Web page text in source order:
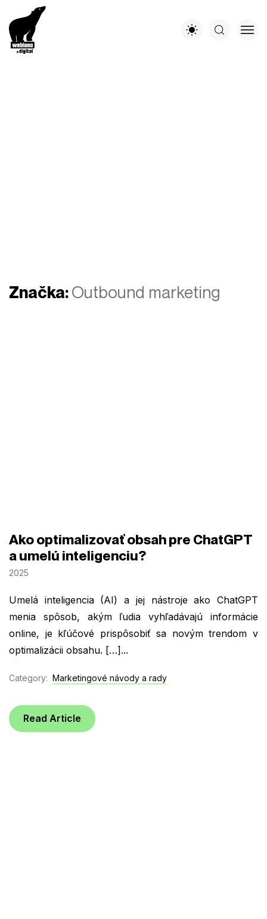
Značka:Outbound marketing
Ako optimalizovať obsah pre ChatGPT
a umelú inteligenciu?
2025
Umelá inteligencia (AI) a jej nástroje ako ChatGPT
menia spôsob, akým ľudia vyhľadávajú informácie
online, je kľúčové prispôsobiť sa novým trendom v
optimalizácii obsahu. […]...
Category: Marketingové návody a rady
Read Article